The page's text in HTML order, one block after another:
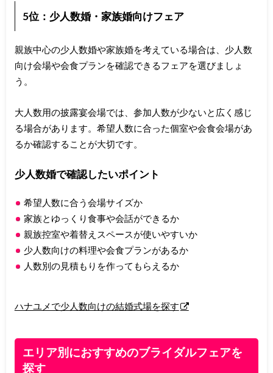
5位：少人数婚・家族婚向けフェア
親族中心の少人数婚や家族婚を考えている場合は、少人数
向け会場や会食プランを確認できるフェアを選びましょ
う。
大人数用の披露宴会場では、参加人数が少ないと広く感じ
る場合があります。希望人数に合った個室や会食会場があ
るか確認することが大切です。
少人数婚で確認したいポイント
希望人数に合う会場サイズか
家族とゆっくり食事や会話ができるか
親族控室や着替えスペースが使いやすいか
少人数向けの料理や会食プランがあるか
人数別の見積もりを作ってもらえるか
ハナユメで少人数向けの結婚式場を探す
エリア別におすすめのブライダルフェアを
探す